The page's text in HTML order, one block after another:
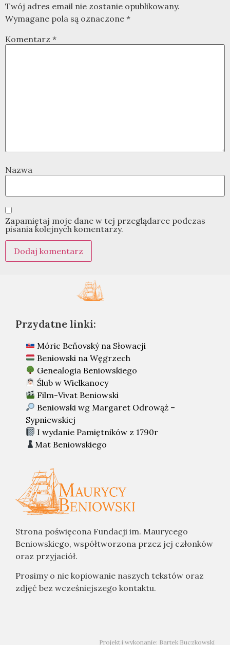
Twój adres email nie zostanie opublikowany.
Wymagane pola są oznaczone *
Komentarz *
Nazwa
Zapamiętaj moje dane w tej przeglądarce podczas
pisania kolejnych komentarzy.
Strona poświęcona Fundacji im. Maurycego
Beniowskiego, współtworzona przez jej członków
oraz przyjaciół.
Prosimy o nie kopiowanie naszych tekstów oraz
zdjęć bez wcześniejszego kontaktu.
Przydatne linki:
Móric Beňovský na Słowacji
Beniowski na Węgrzech
Genealogia Beniowskiego
Ślub w Wielkanocy
Film-Vivat Beniowski
Beniowski wg Margaret Odrowąż –
Sypniewskiej
I wydanie Pamiętników z 1790r
Mat Beniowskiego
Projekt i wykonanie: Bartek Buczkowski